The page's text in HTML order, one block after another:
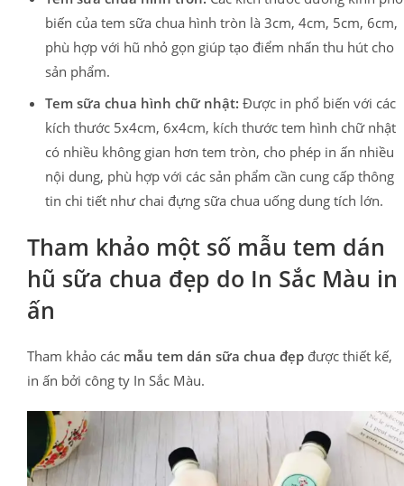
biến của tem sữa chua hình tròn là 3cm, 4cm, 5cm, 6cm,
phù hợp với hũ nhỏ gọn giúp tạo điểm nhấn thu hút cho
sản phẩm.
Tem sữa chua hình chữ nhật: Được in phổ biến với các
kích thước 5x4cm, 6x4cm, kích thước tem hình chữ nhật
có nhiều không gian hơn tem tròn, cho phép in ấn nhiều
nội dung, phù hợp với các sản phẩm cần cung cấp thông
tin chi tiết như chai đựng sữa chua uống dung tích lớn.
Tham khảo một số mẫu tem dán
hũ sữa chua đẹp do In Sắc Màu in
ấn
Tham khảo các mẫu tem dán sữa chua đẹp được thiết kế,
in ấn bởi công ty In Sắc Màu.